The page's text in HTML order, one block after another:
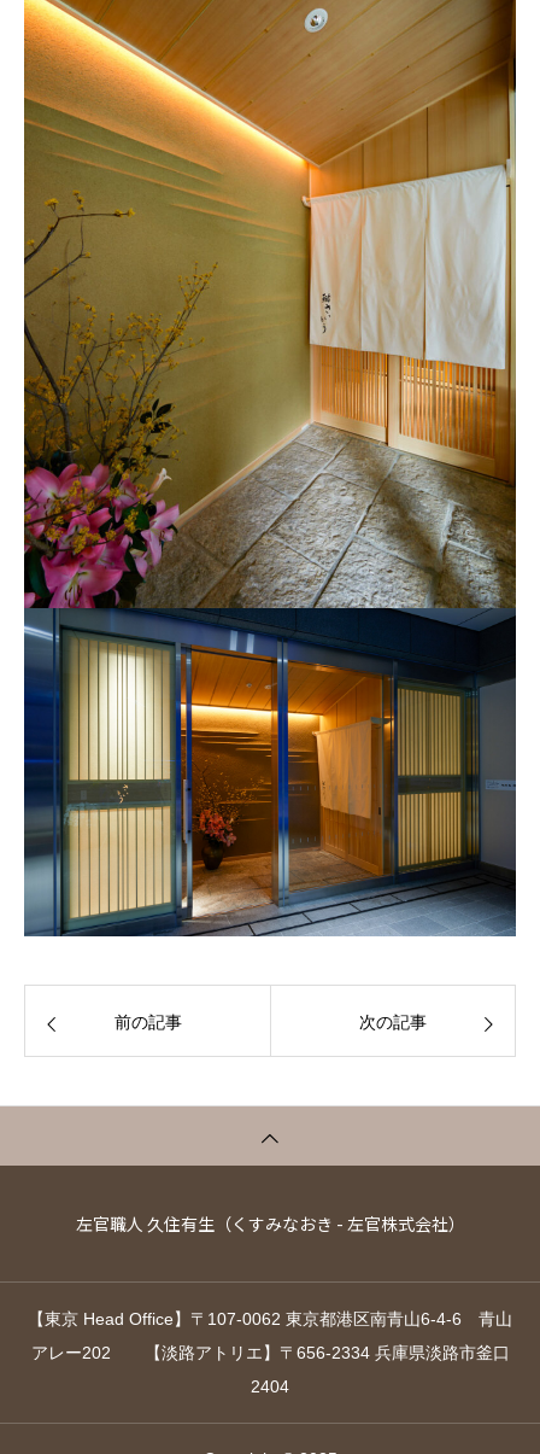
前の記事 次の記事
左官職人 久住有生（くすみなおき - 左官株式会社）
【東京 Head Office】〒107-0062 東京都港区南青山6-4-6 青山
アレー202 【淡路アトリエ】〒656-2334 兵庫県淡路市釜口
2404